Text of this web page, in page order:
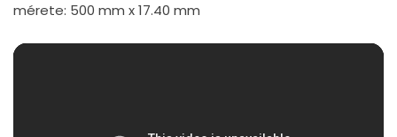
mérete: 500 mm x 17.40 mm